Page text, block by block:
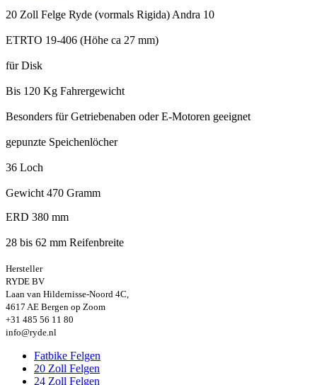
20 Zoll Felge Ryde (vormals Rigida) Andra 10
ETRTO 19-406 (Höhe ca 27 mm)
für Disk
Bis 120 Kg Fahrergewicht
Besonders für Getriebenaben oder E-Motoren geeignet
gepunzte Speichenlöcher
36 Loch
Gewicht 470 Gramm
ERD 380 mm
28 bis 62 mm Reifenbreite
Hersteller
RYDE BV
Laan van Hildernisse-Noord 4C,
4617 AE Bergen op Zoom
+31 485 56 11 80
info@ryde.nl
Fatbike Felgen
20 Zoll Felgen
24 Zoll Felgen